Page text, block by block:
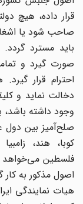
قرار داده، هیچ
صاحب شود یا
باید مسترد
صورت گیرد و
احترام قرار
دخالت نماید و
وجود داشته باشد،
صلح‌آمیز بین دول
کوبا، هند،
فلسطین می‌خواهد
اصول مذکور به کار
هیات نمایندگی